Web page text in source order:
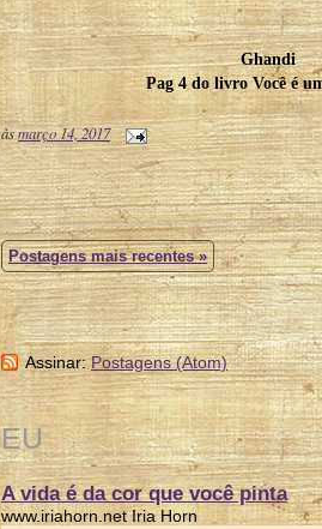
Ghandi
Pag 4 do livro Você é
àsmarço 14, 2017
Postagens mais recentes »
Assinar:Postagens (Atom)
EU
A vida é da cor que você pinta
www.iriahorn.net Iria Horn